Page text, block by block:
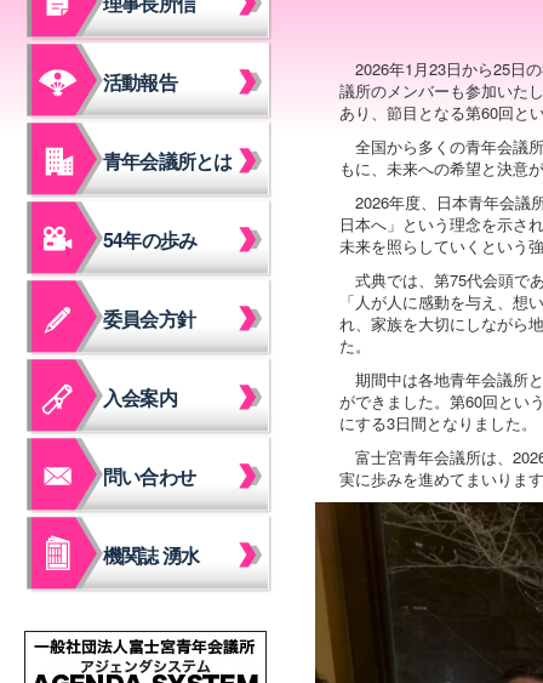
活動報告
青年会議所とは
54年の歩み
委員会方針
入会案内
問い合わせ
機関誌 湧水
2026年1月23日から25日
議所のメンバーも参加いた
あり、節目となる第60回と
全国から多くの青年会議
もに、未来への希望と決意
2026年度、日本青年会議
日本へ」という理念を示さ
未来を照らしていくという
式典では、第75代会頭で
「人が人に感動を与え、
れ、家族を大切にしながら
た。
期間中は各地青年会議所
ができました。第60回とい
にする3日間となりました。
富士宮青年会議所は、
実に歩みを進めてまいりま